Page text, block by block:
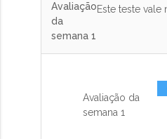
Avaliação
da
semana 1
Avaliação da
semana 1